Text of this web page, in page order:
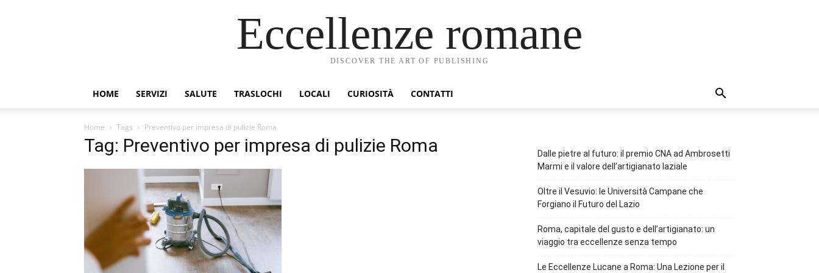
Eccellenze romane
DISCOVER THE ART OF PUBLISHING
HOME SERVIZI SALUTE TRASLOCHI LOCALI CURIOSITÀ CONTATTI
Home Tags Preventivo per impresa di pulizie Roma
Tag: Preventivo per impresa di pulizie Roma
Dalle pietre al futuro: il premio CNA ad Ambrosetti
Marmi e il valore dell’artigianato laziale
Oltre il Vesuvio: le Università Campane che
Forgiano il Futuro del Lazio
Roma, capitale del gusto e dell’artigianato: un
viaggio tra eccellenze senza tempo
Le Eccellenze Lucane a Roma: Una Lezione per il